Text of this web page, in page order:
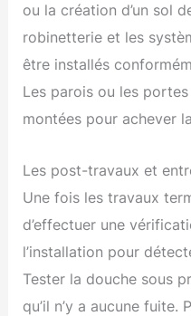
ou la création d’un sol
robinetterie et les
être installés
Les parois ou les
montées pour achever
Les post-travaux et
Une fois les travaux
d’effectuer une
l’installation pour
Tester la douche sous
qu’il n’y a aucune fuite.